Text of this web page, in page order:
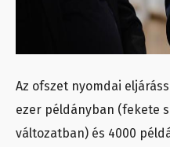
Az ofszet nyomdai
ezer példányban (fekete
változatban) és 4000